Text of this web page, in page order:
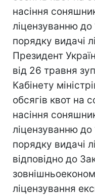
насіння
ліцензуванню до
порядку видачі
Президент
від 26 травня
Кабінету
обсягів квот на
насіння
ліцензуванню до
порядку видачі
відповідно до
ліцензування